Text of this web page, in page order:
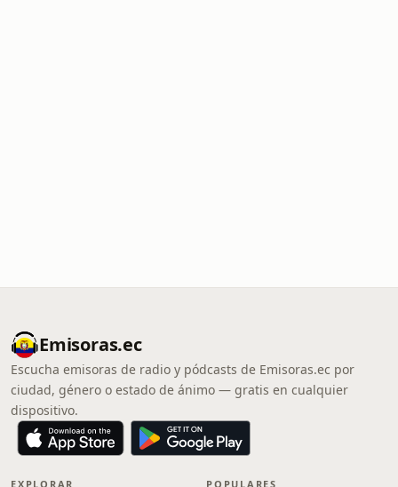
Emisoras.ec
Escucha emisoras de radio y pódcasts de Emisoras.ec por
ciudad, género o estado de ánimo — gratis en cualquier
dispositivo.
EXPLORAR POPULARES